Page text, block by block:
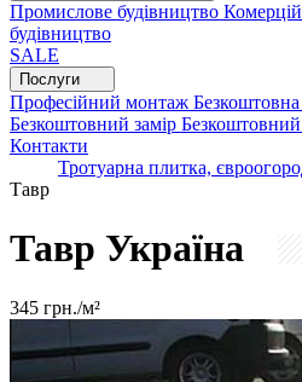
Промислове будівництво
будівництво
SALE
Послуги
Професійний монтаж Безкоштовна
Безкоштовний замір
Контакти
Тротуарна плитка,
Тавр
Тавр Україна
345 грн./м²